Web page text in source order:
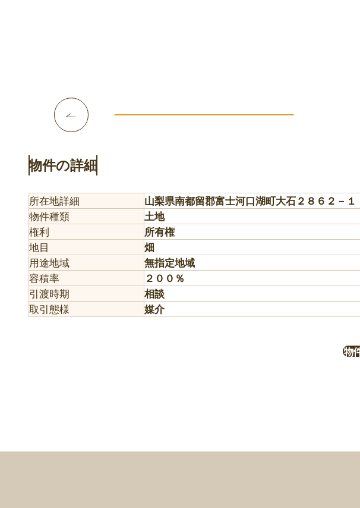
物件の詳細
所在地詳細
山梨県南都留郡富士河口湖町大石２８６２－１
物件種類
土地
権利
所有権
地目
畑
用途地域
無指定地域
容積率
２００％
引渡時期
相談
取引態様
媒介
物